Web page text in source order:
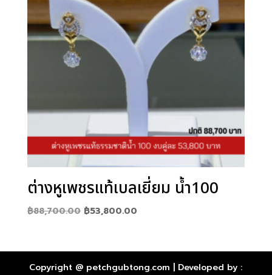
ต่างหูเพชรแท้เบลเยี่ยม น้ำ100
฿88,700.00 Original
฿88,700.00.
฿53,800.00Current
฿53,800.00.
Copyright @ petchgubtong.com | Developed by :